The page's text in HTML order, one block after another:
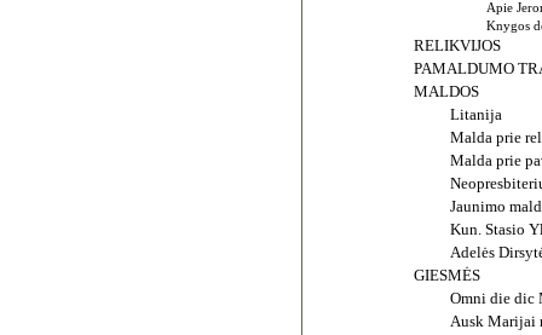
Apie
Knygos
RELIKVIJOS
PAMALDUMO
MALDOS
Litanija
Malda prie
Malda prie
Jaunimo
Kun. Stasio
Adelės
GIESMĖS
Omni die dic
Ausk Marijai